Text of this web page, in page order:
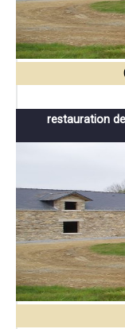
restauration